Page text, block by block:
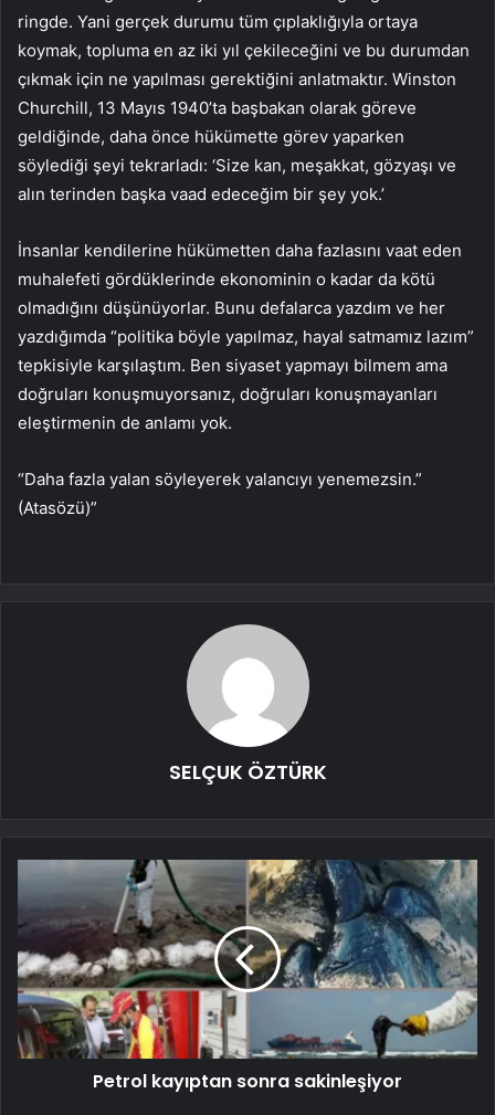
ringde. Yani gerçek durumu tüm çıplaklığıyla ortaya
koymak, topluma en az iki yıl çekileceğini ve bu durumdan
çıkmak için ne yapılması gerektiğini anlatmaktır. Winston
Churchill, 13 Mayıs 1940’ta başbakan olarak göreve
geldiğinde, daha önce hükümette görev yaparken
söylediği şeyi tekrarladı: ‘Size kan, meşakkat, gözyaşı ve
alın terinden başka vaad edeceğim bir şey yok.’
İnsanlar kendilerine hükümetten daha fazlasını vaat eden
muhalefeti gördüklerinde ekonominin o kadar da kötü
olmadığını düşünüyorlar. Bunu defalarca yazdım ve her
yazdığımda “politika böyle yapılmaz, hayal satmamız lazım”
tepkisiyle karşılaştım. Ben siyaset yapmayı bilmem ama
doğruları konuşmuyorsanız, doğruları konuşmayanları
eleştirmenin de anlamı yok.
“Daha fazla yalan söyleyerek yalancıyı yenemezsin.”
(Atasözü)”
SELÇUK ÖZTÜRK
Petrol kayıptan sonra sakinleşiyor